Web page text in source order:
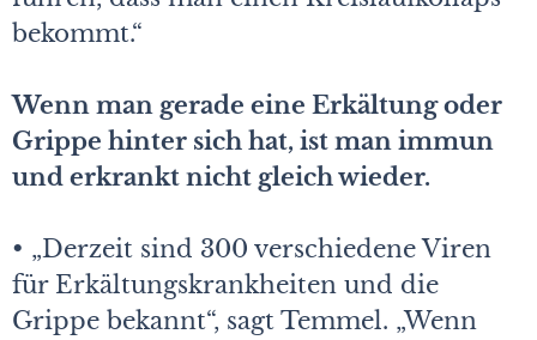
bekommt.“
Wenn man gerade eine Erkältung oder
Grippe hinter sich hat, ist man immun
und erkrankt nicht gleich wieder.
• „Derzeit sind 300 verschiedene Viren
für Erkältungskrankheiten und die
Grippe bekannt“, sagt Temmel. „Wenn